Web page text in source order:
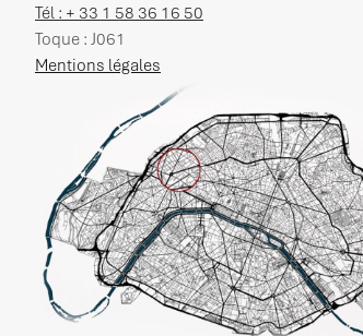
Tél : + 33 1 58 36 16 50
Toque : J061
Mentions légales